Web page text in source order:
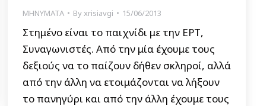
ΜΗΝΥΜΑΤΑ Byxrisiavgi 15/06/2013
Στημένο είναι το παιχνίδι με την ΕΡΤ,
Συναγωνιστές. Από την μία έχουμε τους
δεξιούς να το παίζουν δήθεν σκληροί, αλλά
από την άλλη να ετοιμάζονται να λήξουν
το πανηγύρι και από την άλλη έχουμε τους